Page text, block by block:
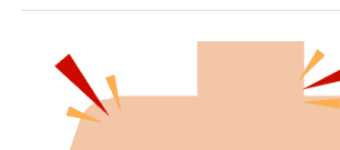
la
masculina
(Hollis,
2020)